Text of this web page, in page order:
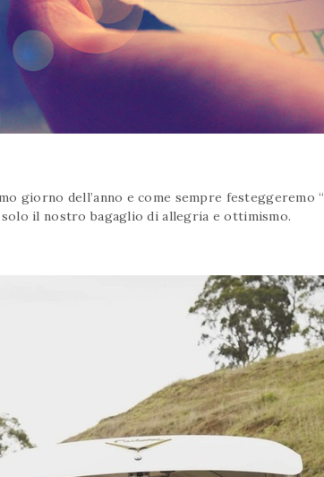
giorno dell’anno e come sempre festeggeremo “
il nostro bagaglio di allegria e ottimismo.